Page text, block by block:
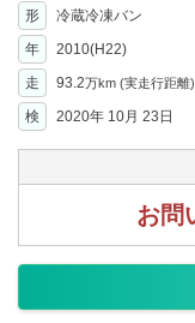
形 冷蔵冷凍バン
年
2010(H22)
走 93.2万km (実走行距離)
検
2020年 10月 23日
お問